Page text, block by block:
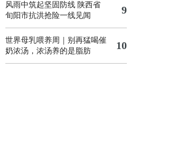
风雨中筑起坚固防线 陕西省
旬阳市抗洪抢险一线见闻
9
世界母乳喂养周｜别再猛喝催
奶浓汤，浓汤养的是脂肪
10